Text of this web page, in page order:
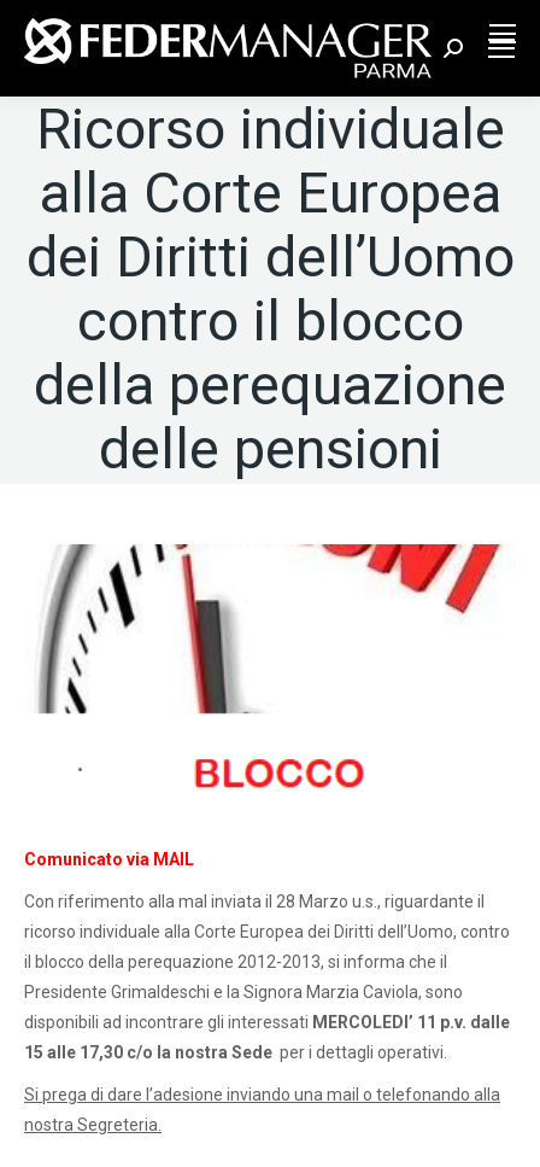
Cerca:
Ricorso individuale
alla Corte Europea
dei Diritti dell’Uomo
contro il blocco
della perequazione
delle pensioni
Comunicato via MAIL
Con riferimento alla mal inviata il 28 Marzo u.s., riguardante il
ricorso individuale alla Corte Europea dei Diritti dell’Uomo, contro
il blocco della perequazione 2012-2013, si informa che il
Presidente Grimaldeschi e la Signora Marzia Caviola, sono
disponibili ad incontrare gli interessati MERCOLEDI’ 11 p.v. dalle
15 alle 17,30 c/o la nostra Sede per i dettagli operativi.
Si prega di dare l’adesione inviando una mail o telefonando alla
nostra Segreteria.